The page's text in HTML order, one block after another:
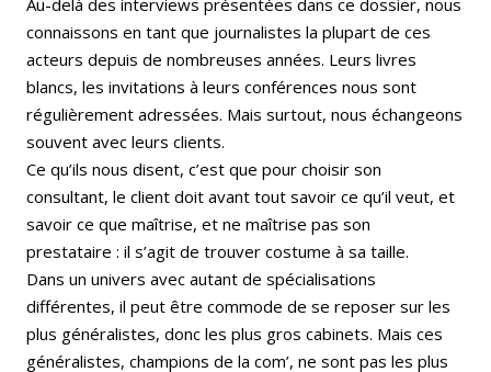
connaissons en tant que journalistes la plupart de ces
acteurs depuis de nombreuses années. Leurs livres
blancs, les invitations à leurs conférences nous sont
régulièrement adressées. Mais surtout, nous échangeons
souvent avec leurs clients.
Ce qu’ils nous disent, c’est que pour choisir son
consultant, le client doit avant tout savoir ce qu’il veut, et
savoir ce que maîtrise, et ne maîtrise pas son
prestataire : il s’agit de trouver costume à sa taille.
Dans un univers avec autant de spécialisations
différentes, il peut être commode de se reposer sur les
plus généralistes, donc les plus gros cabinets. Mais ces
généralistes, champions de la com’, ne sont pas les plus